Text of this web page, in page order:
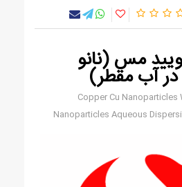
مس (نانو
آب مقطر)
Copper Cu Nanoparticles
Nanoparticles Aqueous